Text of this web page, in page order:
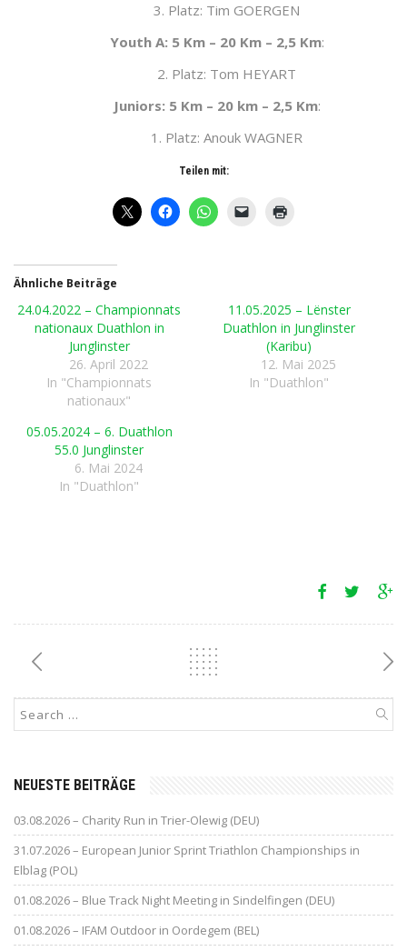
3. Platz: Tim GOERGEN
Youth A: 5 Km – 20 Km – 2,5 Km:
2. Platz: Tom HEYART
Juniors: 5 Km – 20 km – 2,5 Km:
1. Platz: Anouk WAGNER
Teilen mit:
Ähnliche Beiträge
24.04.2022 – Championnats
nationaux Duathlon in
Junglinster
26. April 2022
In "Championnats
nationaux"
11.05.2025 – Lënster
Duathlon in Junglinster
(Karibu)
12. Mai 2025
In "Duathlon"
05.05.2024 – 6. Duathlon
55.0 Junglinster
6. Mai 2024
In "Duathlon"
NEUESTE BEITRÄGE
03.08.2026 – Charity Run in Trier-Olewig (DEU)
31.07.2026 – European Junior Sprint Triathlon Championships in
Elblag (POL)
01.08.2026 – Blue Track Night Meeting in Sindelfingen (DEU)
01.08.2026 – IFAM Outdoor in Oordegem (BEL)